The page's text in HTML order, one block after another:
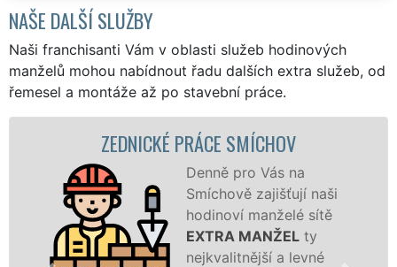
NAŠE DALŠÍ SLUŽBY
Naši franchisanti Vám v oblasti služeb hodinových
manželů mohou nabídnout řadu dalších extra služeb, od
řemesel a montáže až po stavební práce.
ZEDNICKÉ PRÁCE SMÍCHOV
Denně pro Vás na
Smíchově zajišťují naši
hodinoví manželé sítě
EXTRA MANŽELty
nejkvalitnější a levné